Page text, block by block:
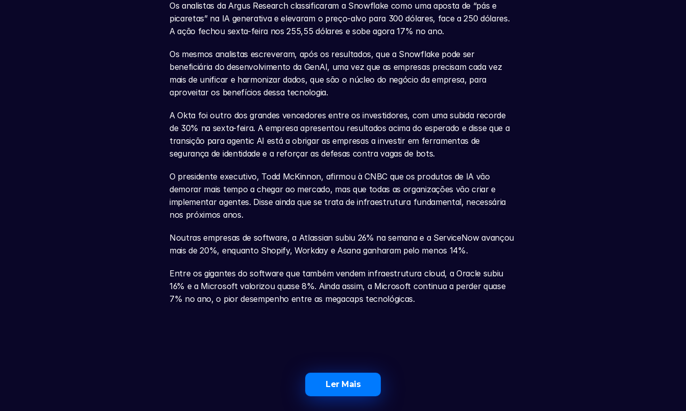
Os analistas da Argus Research classificaram a Snowflake como uma aposta de “pás e
picaretas” na IA generativa e elevaram o preço-alvo para 300 dólares, face a 250 dólares.
A ação fechou sexta-feira nos 255,55 dólares e sobe agora 17% no ano.
Os mesmos analistas escreveram, após os resultados, que a Snowflake pode ser
beneficiária do desenvolvimento da GenAI, uma vez que as empresas precisam cada vez
mais de unificar e harmonizar dados, que são o núcleo do negócio da empresa, para
aproveitar os benefícios dessa tecnologia.
A Okta foi outro dos grandes vencedores entre os investidores, com uma subida recorde
de 30% na sexta-feira. A empresa apresentou resultados acima do esperado e disse que a
transição para agentic AI está a obrigar as empresas a investir em ferramentas de
segurança de identidade e a reforçar as defesas contra vagas de bots.
O presidente executivo, Todd McKinnon, afirmou à CNBC que os produtos de IA vão
demorar mais tempo a chegar ao mercado, mas que todas as organizações vão criar e
implementar agentes. Disse ainda que se trata de infraestrutura fundamental, necessária
nos próximos anos.
Noutras empresas de software, a Atlassian subiu 26% na semana e a ServiceNow avançou
mais de 20%, enquanto Shopify, Workday e Asana ganharam pelo menos 14%.
Entre os gigantes do software que também vendem infraestrutura cloud, a Oracle subiu
16% e a Microsoft valorizou quase 8%. Ainda assim, a Microsoft continua a perder quase
7% no ano, o pior desempenho entre as megacaps tecnológicas.
Ler Mais